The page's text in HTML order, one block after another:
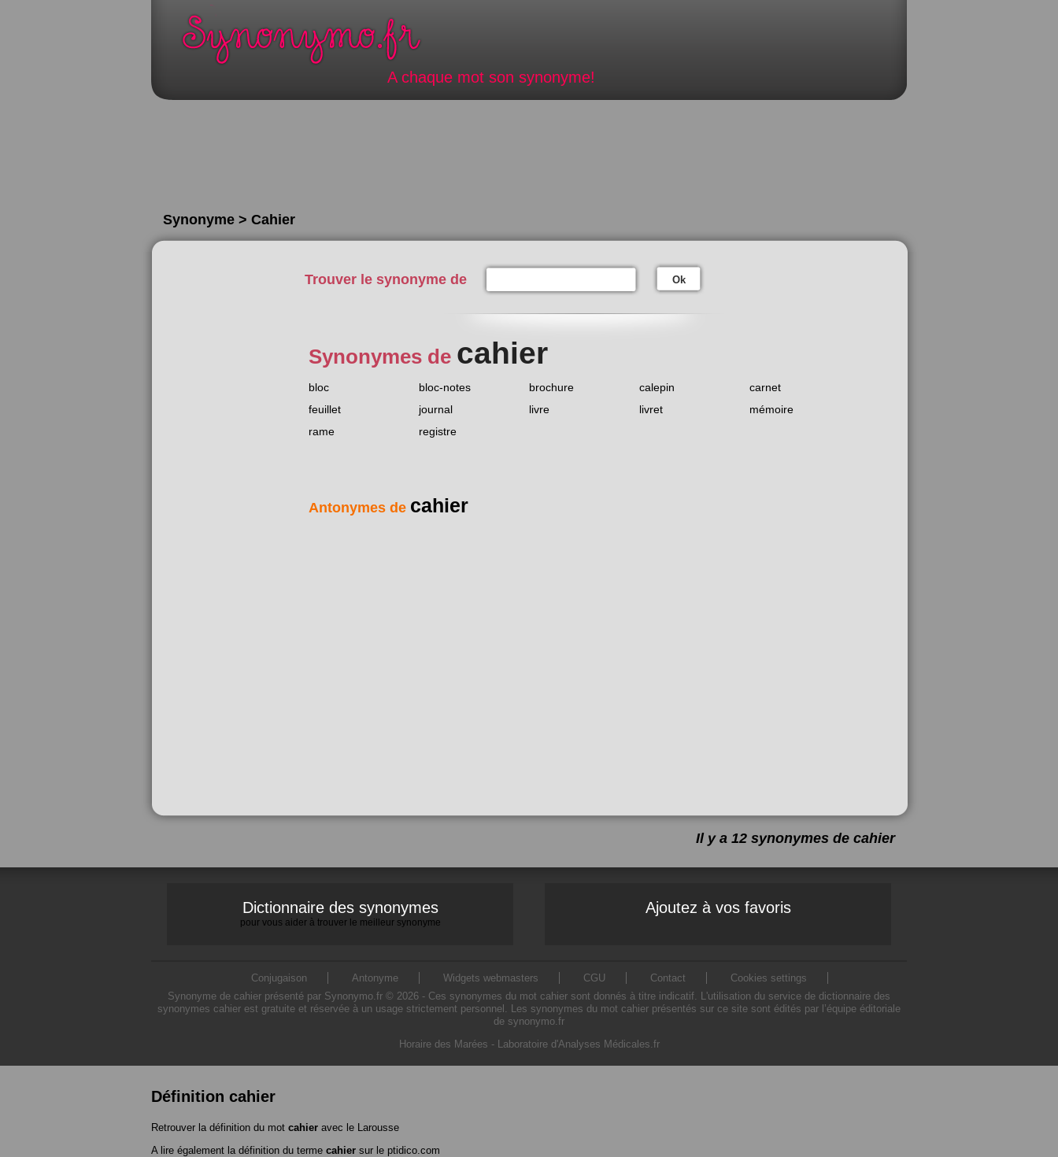
A chaque mot son synonyme!
Synonyme > Cahier
Trouver le synonyme de Ok
Synonymes de cahier
bloc bloc-notes brochure calepin
carnet
feuillet
journal livre livret
mémoire
rame
registre
Antonymes de cahier
Il y a 12 synonymes de cahier
Dictionnaire des synonymes
pour vous aider à trouver le meilleur synonyme
Ajoutez à vos favoris
Conjugaison Antonyme Widgets webmasters CGU Contact
Cookies settings
Synonyme de cahier présenté par Synonymo.fr © 2026 - Ces synonymes du mot cahier sont donnés à titre indicatif. L'utilisation du service de dictionnaire des
synonymes cahier est gratuite et réservée à un usage strictement personnel. Les synonymes du mot cahier présentés sur ce site sont édités par l’équipe éditoriale
de synonymo.fr
Horaire des Marées - Laboratoire d'Analyses Médicales.fr
Définition cahier
Retrouver la définition du mot cahier avec le Larousse
A lire également la définition du terme cahier sur le ptidico.com